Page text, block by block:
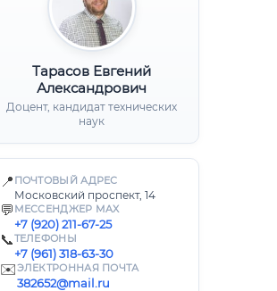
Тарасов Евгений
Александрович
Доцент, кандидат технических
наук
📍 ПОЧТОВЫЙ АДРЕС
Московский проспект, 14
💬 МЕССЕНДЖЕР MAX
+7 (920) 211-67-25
📞ТЕЛЕФОНЫ
+7 (961) 318-63-30
✉️ЭЛЕКТРОННАЯ ПОЧТА
382652@mail.ru